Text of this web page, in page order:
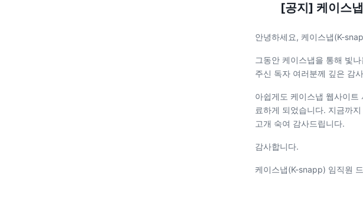
[공지] 케이스
안녕하세요, 케이스냅(K-
그동안 케이스냅을 통해 빛
주신 독자 여러분께 깊은 감
아쉽게도 케이스냅 웹사이
료하게 되었습니다. 지금까
고개 숙여 감사드립니다.
감사합니다.
케이스냅(K-snapp) 임직원